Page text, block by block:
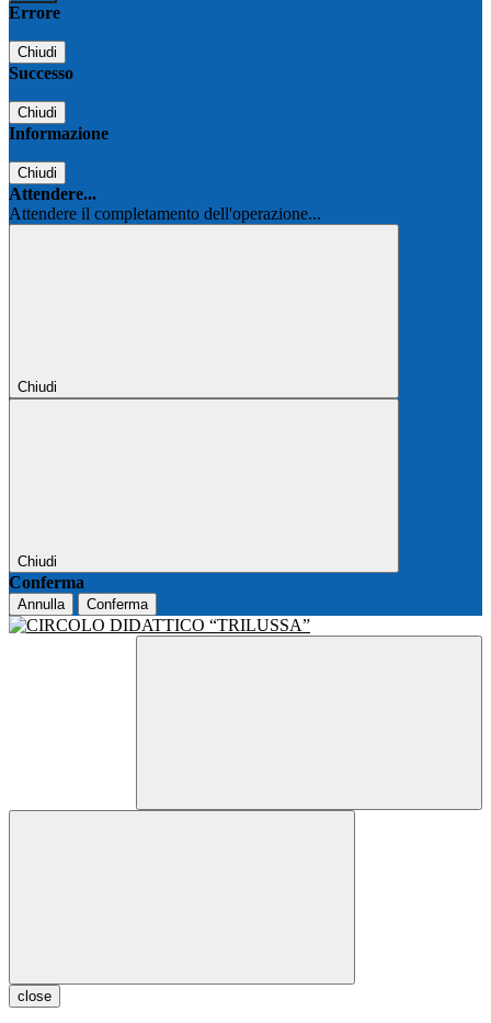
Errore
Chiudi
Successo
Chiudi
Informazione
Chiudi
Attendere...
Attendere il completamento dell'operazione...
Chiudi
Chiudi
Conferma
Annulla Conferma
close